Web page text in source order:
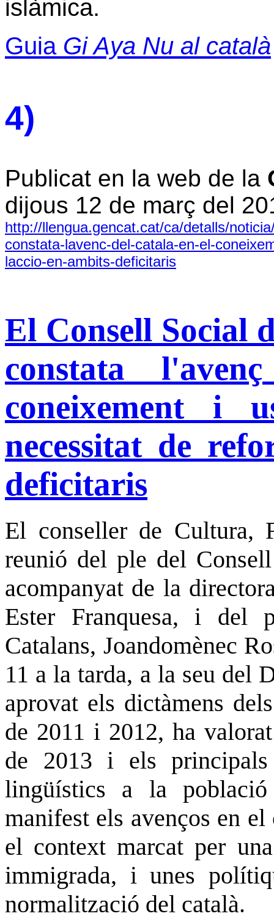
islàmica.
GuiaGi Aya Nu al català
4)
Publicat en la web de la
dijous 12 de març del
http://llengua.gencat.cat/ca/detalls/
constata-lavenc-del-catala-en-el-
laccio-en-ambits-deficitaris
El Consell Social
constata
coneixement i
necessitat de
deficitaris
El conseller de Cultura,
reunió del ple del
acompanyat de la
Ester Franquesa, i del
Catalans, Joandomènec
11 a la tarda, a la seu del
aprovat els dictàmens
de 2011 i 2012, ha
de 2013 i els principals
lingüístics a la
manifest els avenços en
el context marcat per
immigrada, i unes
normalització del català.